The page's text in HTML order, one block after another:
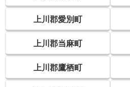
上川郡愛別町
上川郡当麻町
上川郡鷹栖町